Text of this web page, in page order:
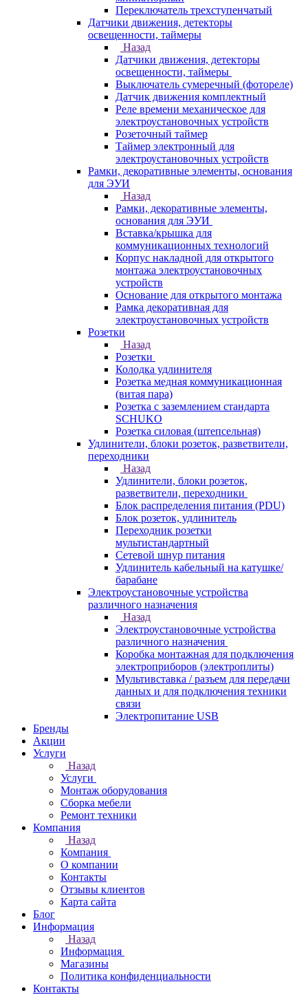
Переключатель трехступенчатый
Датчики движения, детекторы
освещенности, таймеры
Назад
Датчики движения, детекторы
освещенности, таймеры
Выключатель сумеречный (фотореле)
Датчик движения комплектный
Реле времени механическое для
электроустановочных устройств
Розеточный таймер
Таймер электронный для
электроустановочных устройств
Рамки, декоративные элементы, основания
для ЭУИ
Назад
Рамки, декоративные элементы,
основания для ЭУИ
Вставка/крышка для
коммуникационных технологий
Корпус накладной для открытого
монтажа электроустановочных
устройств
Основание для открытого монтажа
Рамка декоративная для
электроустановочных устройств
Розетки
Назад
Розетки
Колодка удлинителя
Розетка медная коммуникационная
(витая пара)
Розетка с заземлением стандарта
SCHUKO
Розетка силовая (штепсельная)
Удлинители, блоки розеток, разветвители,
переходники
Назад
Удлинители, блоки розеток,
разветвители, переходники
Блок распределения питания (PDU)
Блок розеток, удлинитель
Переходник розетки
мультистандартный
Сетевой шнур питания
Удлинитель кабельный на катушке/
барабане
Электроустановочные устройства
различного назначения
Назад
Электроустановочные устройства
различного назначения
Коробка монтажная для подключения
электроприборов (электроплиты)
Мультивставка / разъем для передачи
данных и для подключения техники
связи
Электропитание USB
Бренды
Акции
Услуги
Назад
Услуги
Монтаж оборудования
Сборка мебели
Ремонт техники
Компания
Назад
Компания
О компании
Контакты
Отзывы клиентов
Карта сайта
Блог
Информация
Назад
Информация
Магазины
Политика конфиденциальности
Контакты